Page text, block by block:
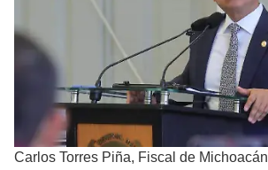
Carlos Torres Piña, Fiscal de Michoacán